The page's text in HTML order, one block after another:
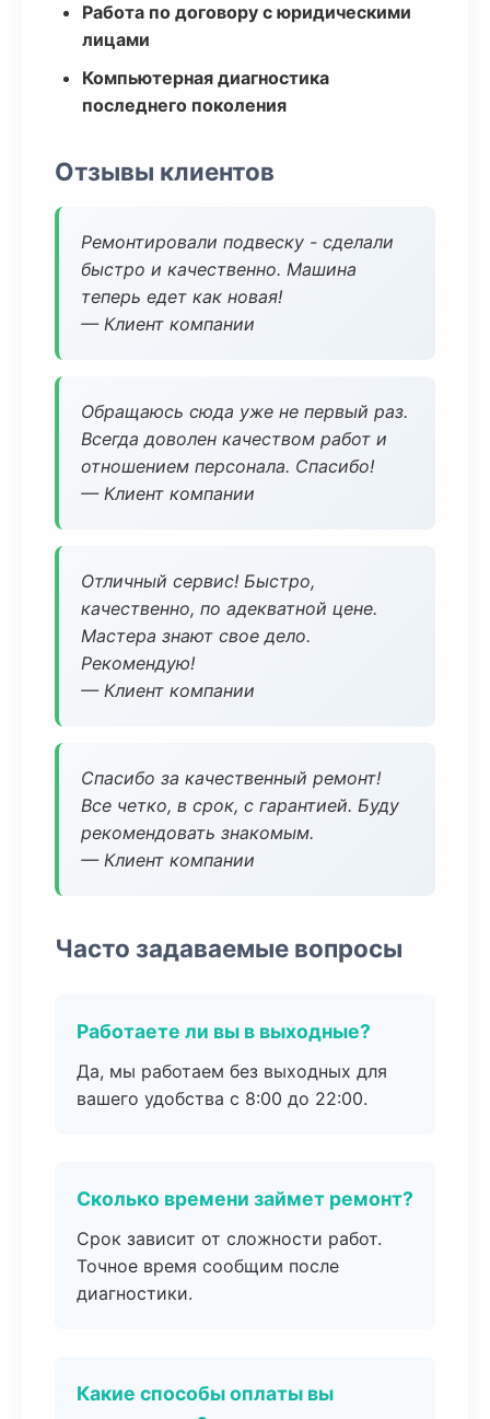
Работа по договору с юридическими
лицами
Компьютерная диагностика
последнего поколения
Отзывы клиентов
Ремонтировали подвеску - сделали
быстро и качественно. Машина
теперь едет как новая!
— Клиент компании
Обращаюсь сюда уже не первый раз.
Всегда доволен качеством работ и
отношением персонала. Спасибо!
— Клиент компании
Отличный сервис! Быстро,
качественно, по адекватной цене.
Мастера знают свое дело.
Рекомендую!
— Клиент компании
Спасибо за качественный ремонт!
Все четко, в срок, с гарантией. Буду
рекомендовать знакомым.
— Клиент компании
Часто задаваемые вопросы
Работаете ли вы в выходные?
Да, мы работаем без выходных для
вашего удобства с 8:00 до 22:00.
Сколько времени займет ремонт?
Срок зависит от сложности работ.
Точное время сообщим после
диагностики.
Какие способы оплаты вы